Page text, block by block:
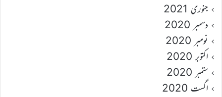
جنوری 2021
دسمبر 2020
نومبر 2020
اکتوبر 2020
ستمبر 2020
اگست 2020